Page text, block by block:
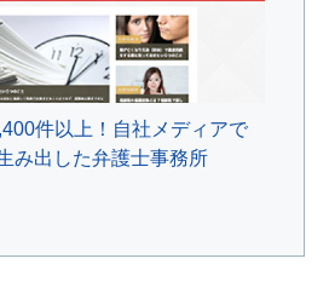
件以上！自社メディアで
み出した弁護士事務所